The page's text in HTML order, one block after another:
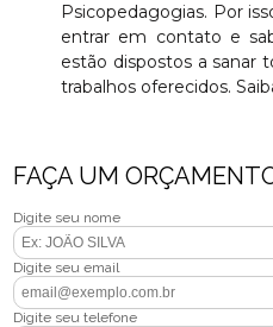
Psicopedagogias. Por
entrar em contato e
estão dispostos a sanar
trabalhos oferecidos.
FAÇA UM
Digite seu nome
Digite seu email
Digite seu telefone